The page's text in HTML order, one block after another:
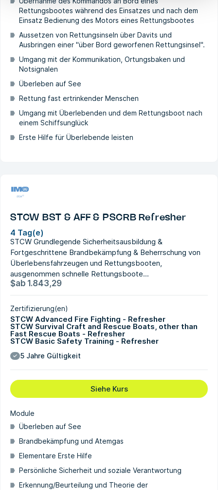
Rettungsbootes während des Einsatzes und nach dem
Einsatz Bedienung des Motors eines Rettungsbootes
Aussetzen von Rettungsinseln über Davits und
Ausbringen einer "über Bord geworfenen Rettungsinsel".
Umgang mit der Kommunikation, Ortungsbaken und
Notsignalen
Überleben auf See
Rettung fast ertrinkender Menschen
Umgang mit Überlebenden und dem Rettungsboot nach
einem Schiffsunglück
Erste Hilfe für Überlebende leisten
STCW BST & AFF & PSCRB Refresher
4 Tag(e)
STCW Grundlegende Sicherheitsausbildung &
Fortgeschrittene Brandbekämpfung & Beherrschung von
Überlebensfahrzeugen und Rettungsbooten,
ausgenommen schnelle Rettungsboote...
$ab 1.843,29
Zertifizierung(en)
STCW Advanced Fire Fighting - Refresher
STCW Survival Craft and Rescue Boats, other than
Fast Rescue Boats - Refresher
STCW Basic Safety Training - Refresher
5 Jahre Gültigkeit
Siehe Kurs
Module
Überleben auf See
Brandbekämpfung und Atemgas
Elementare Erste Hilfe
Persönliche Sicherheit und soziale Verantwortung
Erkennung/Beurteilung und Theorie der